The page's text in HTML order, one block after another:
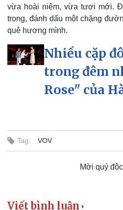
vừa hoài niệm, vừa tươi mới.
trọng, đánh dấu một chặng
quê hương mình.
Nhiều cặp
trong đêm
Rose" của
Tag: VOV
Mời quý
Viết bình luận